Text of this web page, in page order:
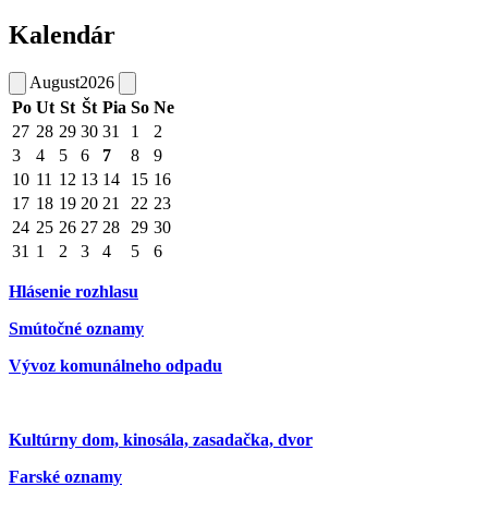
Kalendár
August2026
Po Ut St Št Pia So Ne
27 28 29 30 31 1
2
3
4 5 6 7 8
9
10 11 12 13 14 15 16
17 18 19 20 21 22 23
24 25 26 27 28 29 30
31 1 2 3 4 5 6
Hlásenie rozhlasu
Smútočné oznamy
Vývoz komunálneho odpadu
Kultúrny dom, kinosála, zasadačka, dvor
Farské oznamy